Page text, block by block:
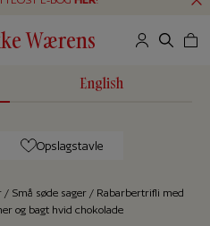
Wærens
English
Opslagstavle
/ Små søde sager/ Rabarbertrifli med
og bagt hvid chokolade